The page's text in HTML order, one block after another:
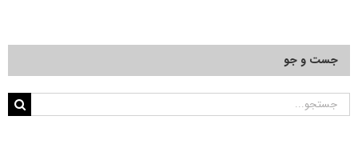
جست و جو
جستجو